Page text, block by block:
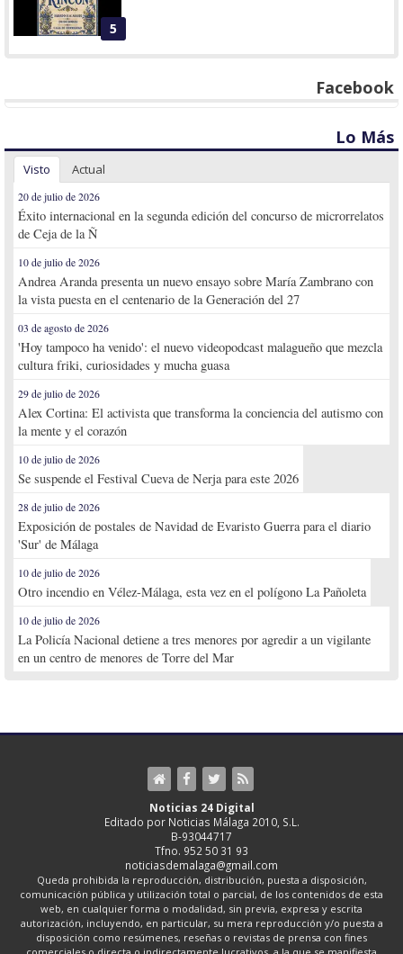
5
Facebook
Lo Más
Visto Actual
20 de julio de 2026
Éxito internacional en la segunda edición del concurso de microrrelatos
de Ceja de la Ñ
10 de julio de 2026
Andrea Aranda presenta un nuevo ensayo sobre María Zambrano con
la vista puesta en el centenario de la Generación del 27
03 de agosto de 2026
'Hoy tampoco ha venido': el nuevo videopodcast malagueño que mezcla
cultura friki, curiosidades y mucha guasa
29 de julio de 2026
Alex Cortina: El activista que transforma la conciencia del autismo con
la mente y el corazón
10 de julio de 2026
Se suspende el Festival Cueva de Nerja para este 2026
28 de julio de 2026
Exposición de postales de Navidad de Evaristo Guerra para el diario
'Sur' de Málaga
10 de julio de 2026
Otro incendio en Vélez-Málaga, esta vez en el polígono La Pañoleta
10 de julio de 2026
La Policía Nacional detiene a tres menores por agredir a un vigilante
en un centro de menores de Torre del Mar
Noticias 24 Digital
Editado por Noticias Málaga 2010, S.L.
B-93044717
Tfno. 952 50 31 93
noticiasdemalaga@gmail.com
Queda prohibida la reproducción, distribución, puesta a disposición,
comunicación pública y utilización total o parcial, de los contenidos de esta
web, en cualquier forma o modalidad, sin previa, expresa y escrita
autorización, incluyendo, en particular, su mera reproducción y/o puesta a
disposición como resúmenes, reseñas o revistas de prensa con fines